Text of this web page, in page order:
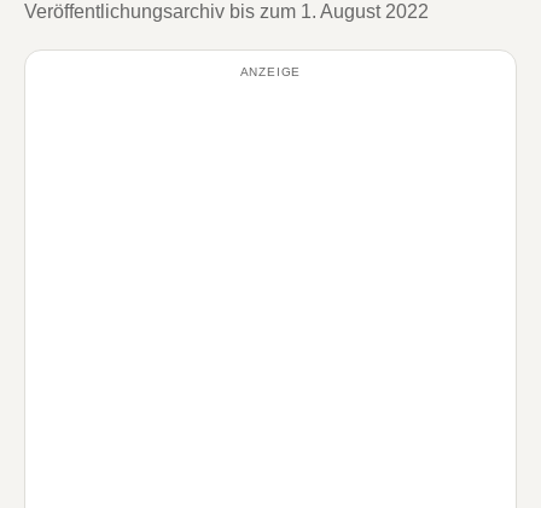
Veröffentlichungsarchiv bis zum 1. August 2022
ANZEIGE